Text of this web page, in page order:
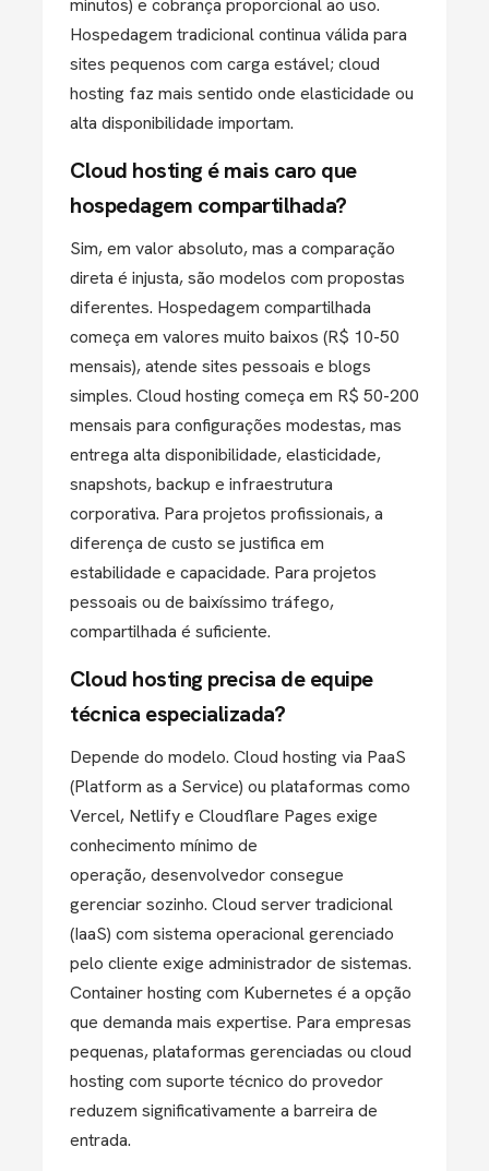
Hospedagem tradicional continua válida para
sites pequenos com carga estável; cloud
hosting faz mais sentido onde elasticidade ou
alta disponibilidade importam.
Cloud hosting é mais caro que
hospedagem compartilhada?
Sim, em valor absoluto, mas a comparação
direta é injusta, são modelos com propostas
diferentes. Hospedagem compartilhada
começa em valores muito baixos (R$ 10-50
mensais), atende sites pessoais e blogs
simples. Cloud hosting começa em R$ 50-200
mensais para configurações modestas, mas
entrega alta disponibilidade, elasticidade,
snapshots, backup e infraestrutura
corporativa. Para projetos profissionais, a
diferença de custo se justifica em
estabilidade e capacidade. Para projetos
pessoais ou de baixíssimo tráfego,
compartilhada é suficiente.
Cloud hosting precisa de equipe
técnica especializada?
Depende do modelo. Cloud hosting via PaaS
(Platform as a Service) ou plataformas como
Vercel, Netlify e Cloudflare Pages exige
conhecimento mínimo de
operação, desenvolvedor consegue
gerenciar sozinho. Cloud server tradicional
(IaaS) com sistema operacional gerenciado
pelo cliente exige administrador de sistemas.
Container hosting com Kubernetes é a opção
que demanda mais expertise. Para empresas
pequenas, plataformas gerenciadas ou cloud
hosting com suporte técnico do provedor
reduzem significativamente a barreira de
entrada.